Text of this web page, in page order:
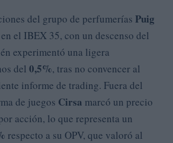
del grupo de perfumerías Puig
el IBEX 35, con un descenso del
experimentó una ligera
del 0,5%, tras no convencer al
informe de trading. Fuera del
de juegos Cirsa marcó un precio
acción, lo que representa un
respecto a su OPV, que valoró al